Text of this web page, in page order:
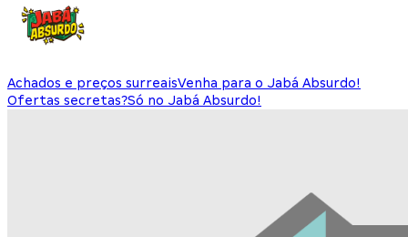
Achados e preços surreaisVenha para o Jabá Absurdo!
Ofertas secretas?Só no Jabá Absurdo!